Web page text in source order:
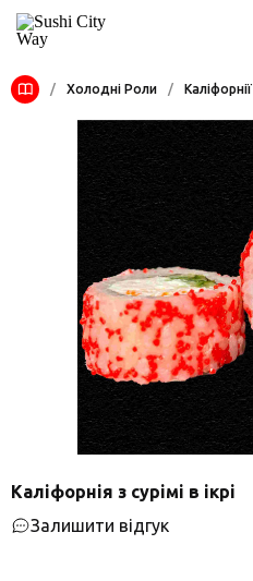
/ Холодні Роли / Каліфорнії
Каліфорнія з сурімі в ікрі
Залишити відгук